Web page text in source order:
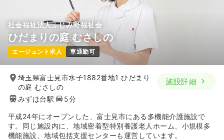
社会福祉法人ふじみ野福祉会
ひだまりの庭 むさしの
エージェント求人 車通勤可
埼玉県富士見市水子1882番地1 ひだまり
の庭 むさしの
みずほ台駅
5分
施設詳細
平成24年にオープンした、富士見市にある多機能介護施設で
す。同じ施設内に、地域密着型特別養護老人ホーム、小規模多
機能施設、地域包括支援センターも運営しています。